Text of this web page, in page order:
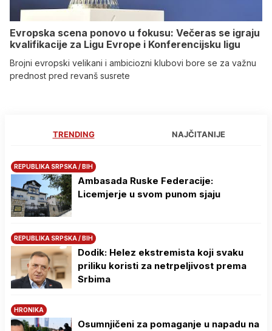
Evropska scena ponovo u fokusu: Večeras se igraju
kvalifikacije za Ligu Evrope i Konferencijsku ligu
Brojni evropski velikani i ambiciozni klubovi bore se za važnu
prednost pred revanš susrete
TRENDING NAJČITANIJE
REPUBLIKA SRPSKA / BIH
Ambasada Ruske Federacije:
Licemjerje u svom punom sjaju
REPUBLIKA SRPSKA / BIH
Dodik: Helez ekstremista koji svaku
priliku koristi za netrpeljivost prema
Srbima
HRONIKA
Osumnjičeni za pomaganje u napadu na